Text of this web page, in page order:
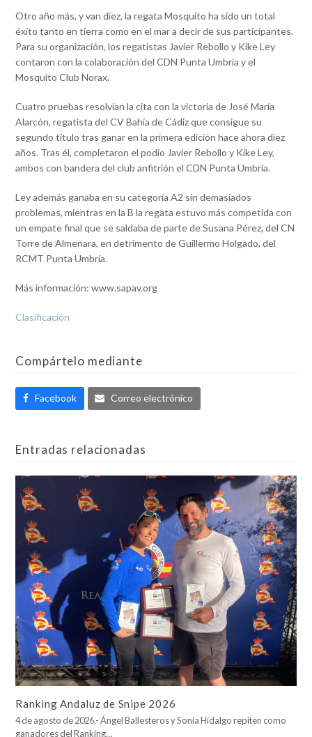
Otro año más, y van diez, la regata Mosquito ha sido un total
éxito tanto en tierra como en el mar a decir de sus participantes.
Para su organización, los regatistas Javier Rebollo y Kike Ley
contaron con la colaboración del CDN Punta Umbría y el
Mosquito Club Norax.
Cuatro pruebas resolvían la cita con la victoria de José María
Alarcón, regatista del CV Bahía de Cádiz que consigue su
segundo título tras ganar en la primera edición hace ahora diez
años. Tras él, completaron el podio Javier Rebollo y Kike Ley,
ambos con bandera del club anfitrión el CDN Punta Umbría.
Ley además ganaba en su categoría A2 sin demasiados
problemas, mientras en la B la regata estuvo más competida con
un empate final que se saldaba de parte de Susana Pérez, del CN
Torre de Almenara, en detrimento de Guillermo Holgado, del
RCMT Punta Umbría.
Más información: www.sapav.org
Clasificación
Compártelo mediante
Facebook Correo electrónico
Entradas relacionadas
Ranking Andaluz de Snipe 2026
4 de agosto de 2026.- Ángel Ballesteros y Sonia Hidalgo repiten como
ganadores del Ranking…